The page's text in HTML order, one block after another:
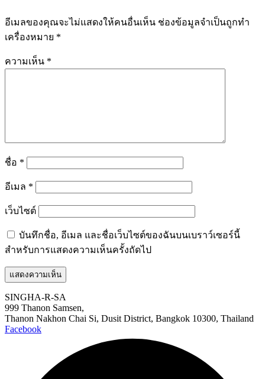
อีเมลของคุณจะไม่แสดงให้คนอื่นเห็น ช่องข้อมูลจำเป็นถูกทำ
เครื่องหมาย *
ความเห็น *
ชื่อ *
อีเมล *
เว็บไซต์
บันทึกชื่อ, อีเมล และชื่อเว็บไซต์ของฉันบนเบราว์เซอร์นี้
สำหรับการแสดงความเห็นครั้งถัดไป
SINGHA-R-SA
999 Thanon Samsen,
Thanon Nakhon Chai Si, Dusit District, Bangkok 10300, Thailand
Facebook